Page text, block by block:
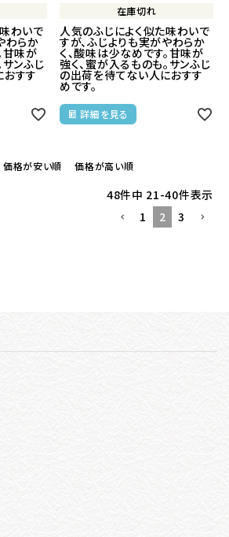
わいで
わらか
甘味が
サンふじ
おすす
在庫切れ
人気のふじによく似た味わいで
すが、ふじよりも実がやわらか
く、酸味は少なめです。甘味が
強く、蜜が入るものも。サンふじ
の出荷を待てない人におすす
めです。
詳細を見る
価格が安い順 価格が高い順
48件中 21-40件表示
1
2 3